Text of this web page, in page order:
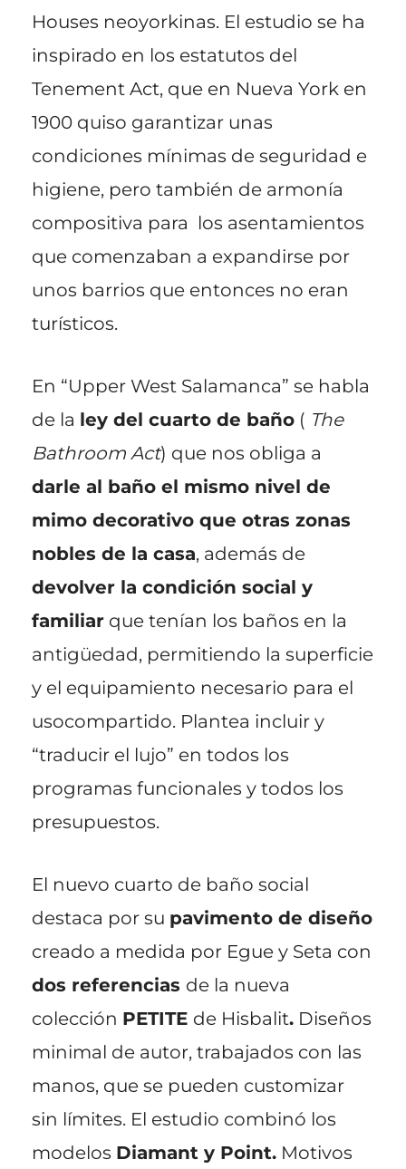
Houses neoyorkinas. El estudio se ha
inspirado en los estatutos del
Tenement Act, que en Nueva York en
1900 quiso garantizar unas
condiciones mínimas de seguridad e
higiene, pero también de armonía
compositiva para los asentamientos
que comenzaban a expandirse por
unos barrios que entonces no eran
turísticos.
En “Upper West Salamanca” se habla
de la ley del cuarto de baño( The
Bathroom Act) que nos obliga a
darle al baño el mismo nivel de
mimo decorativo que otras zonas
nobles de la casa, además de
devolver la condición social y
familiarque tenían los baños en la
antigüedad, permitiendo la superficie
y el equipamiento necesario para el
usocompartido. Plantea incluir y
“traducir el lujo” en todos los
programas funcionales y todos los
presupuestos.
El nuevo cuarto de baño social
destaca por su pavimento de diseño
creado a medida por Egue y Seta con
dos referencias de la nueva
colección PETITE de Hisbalit.Diseños
minimal de autor, trabajados con las
manos, que se pueden customizar
sin límites. El estudio combinó los
modelos Diamant y Point.Motivos